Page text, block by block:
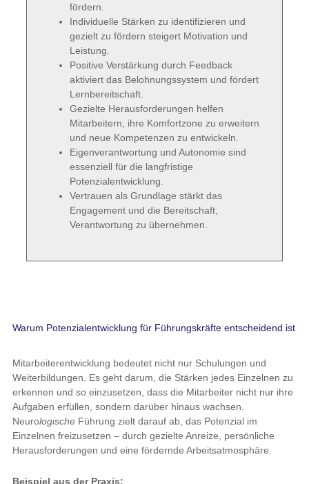
fördern.
Individuelle Stärken zu identifizieren und
gezielt zu fördern steigert Motivation und
Leistung.
Positive Verstärkung durch Feedback
aktiviert das Belohnungssystem und fördert
Lernbereitschaft.
Gezielte Herausforderungen helfen
Mitarbeitern, ihre Komfortzone zu erweitern
und neue Kompetenzen zu entwickeln.
Eigenverantwortung und Autonomie sind
essenziell für die langfristige
Potenzialentwicklung.
Vertrauen als Grundlage stärkt das
Engagement und die Bereitschaft,
Verantwortung zu übernehmen.
Warum Potenzialentwicklung für Führungskräfte entscheidend ist
Mitarbeiterentwicklung bedeutet nicht nur Schulungen und
Weiterbildungen. Es geht darum, die Stärken jedes Einzelnen zu
erkennen und so einzusetzen, dass die Mitarbeiter nicht nur ihre
Aufgaben erfüllen, sondern darüber hinaus wachsen.
NeurologischeFührung zielt darauf ab, das Potenzial im
Einzelnen freizusetzen – durch gezielte Anreize, persönliche
Herausforderungen und eine fördernde Arbeitsatmosphäre.
Beispiel aus der Praxis: